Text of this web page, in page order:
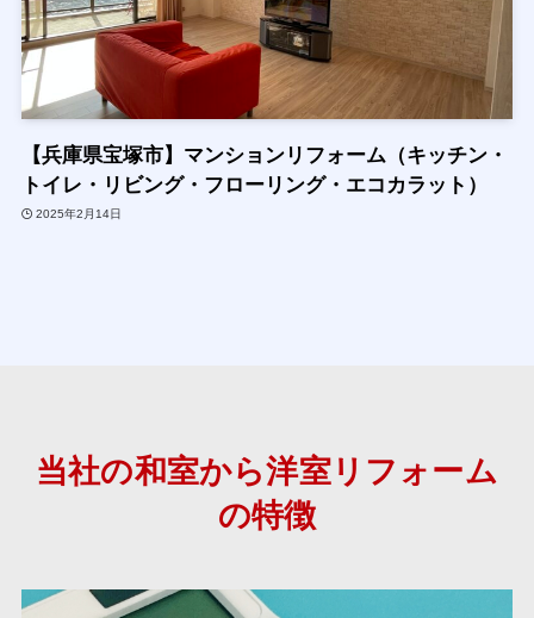
【兵庫県宝塚市】マンションリフォーム（キッチン・
トイレ・リビング・フローリング・エコカラット）
2025年2月14日
当社の和室から洋室リフォーム
の特徴